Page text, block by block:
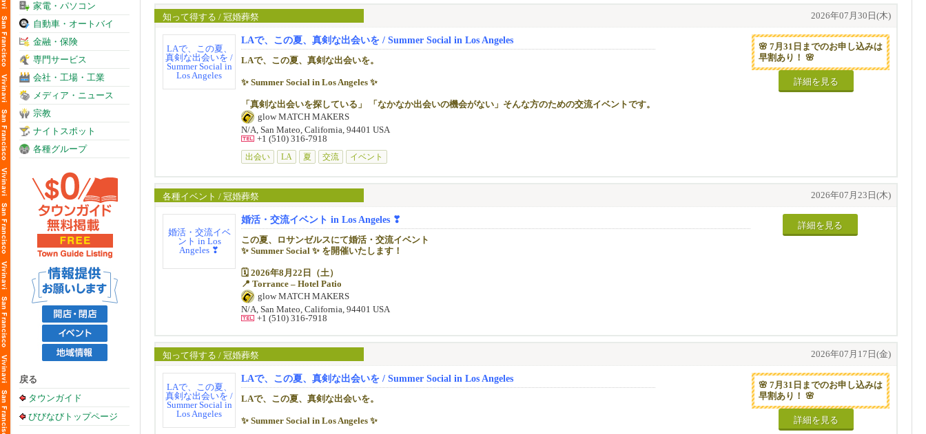
家電・パソコン
自動車・オートバイ
金融・保険
専門サービス
会社・工場・工業
メディア・ニュース
宗教
ナイトスポット
各種グループ
戻る
タウンガイド
びびなびトップページ
初参加の方も大歓迎！
新しいご縁が生まれる、特別な夏のひとときを一緒に過ごしませんか？
【Time & Age Groups】
第1部：1:00 PM – 3:00 PM
Men: 46歳以上 / Women: 40歳以上
第2部：4:00 PM – 6:00 PM
Men: 45歳以下 / Women: 39歳以下
※より良い出会いの機会をご提供するため、当日の参加人数や男女比に応じて、進行内容を一部調整させていただく場合がござ
います。あらかじめご了承ください。
お早めのお申し込みがお得です✨
• ✅ Early Bird：$125（6月30日まで）
• ✅ Late：$175（8月1日以降）
【ドレスコード】
男性：ビジネスカジュアル
※Tシャツやジーンズはご遠慮ください。
【スピードデート形式について】
「初めての方と何を話せばいいかわからない…」という方もご安心ください。
• 適度な時間で自然なフィーリングを確認
特に、
「自分から話しかけるのが苦手」
「特定の人としか話せない」
リラックスした雰囲気の中で、自然に会話をお楽しみいただけす。
知って得する / 冠婚葬祭 2026年07月30日(木)
LAで、この夏、真剣な出会いを / Summer Social in Los Angeles
LAで、この夏、真剣な出会いを。
✨ Summer Social in Los Angeles ✨
「真剣な出会いを探している」 「なかなか出会いの機会がない」そんな方のための交流イベントです。
📅 2026年8月22日（土） 📍 Torrance市内のHotel Patio
✅ 全員と1対1でお話しできる
（マッチメーカーがサポートいたしますので、お一人でも安心してご参加いただけます）
✅ リラックスしたフレンドリーな雰囲気
新しいご縁が生まれる特別な夏の午後を一緒に過ごしませんか？
🌸 7月31日までのお申し込みは早割あり！ 🌸 定員制のため、お申し込みはお早めに。
【お問い合わせ・お申し込み】
📧 info@glowjp.com
📱 510-316-7918（Text可）
glowマッチメーカー
glow MATCH MAKERS
N/A, San Mateo, California, 94401 USA
+1 (510) 316-7918
出会い LA 夏 交流 イベント
🌸 7月31日までのお申し込みは
早割あり！ 🌸
詳細を見る
各種イベント / 冠婚葬祭 2026年07月23日(木)
婚活・交流イベント in Los Angeles ❣
この夏、ロサンゼルスにて婚活・交流イベント
✨ Summer Social ✨ を開催いたします！
🗓️ 2026年8月22日（土）
📍 Torrance – Hotel Patio
夏の午後、開放感あふれる心地よい空間で、
自然と会話が広がるカジュアルな交流イベントです☀️
初参加の方も大歓迎！
新しいご縁が生まれる、特別な夏のひとときを一緒に過ごしませんか？
【Time & Age Groups】
第1部：1:00 PM – 3:00 PM
Men: 46歳以上 / Women: 40歳以上
glow MATCH MAKERS
N/A, San Mateo, California, 94401 USA
+1 (510) 316-7918
詳細を見る
知って得する / 冠婚葬祭 2026年07月17日(金)
LAで、この夏、真剣な出会いを / Summer Social in Los Angeles
LAで、この夏、真剣な出会いを。
✨ Summer Social in Los Angeles ✨
🌸 7月31日までのお申し込みは
早割あり！ 🌸
詳細を見る